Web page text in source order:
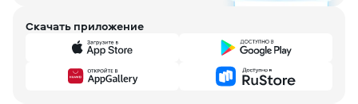
Скачать приложение